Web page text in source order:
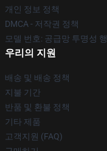
개인 정보 정책
DMCA - 저작권 정책
모델 번호: 공급망 투명성
우리의 지원
배송 및 배송 정책
지불 기간
반품 및 환불 정책
기타 제품
고객지원 (FAQ)